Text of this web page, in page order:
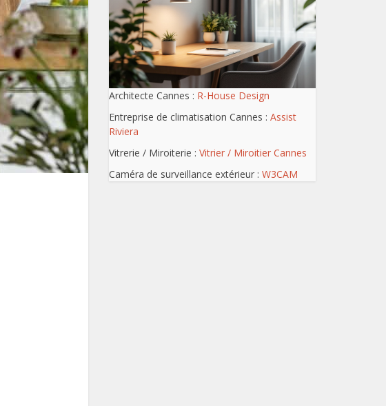
Architecte Cannes : R-House Design
Entreprise de climatisation Cannes : Assist
Riviera
Vitrerie / Miroiterie : Vitrier / Miroitier Cannes
Caméra de surveillance extérieur : W3CAM